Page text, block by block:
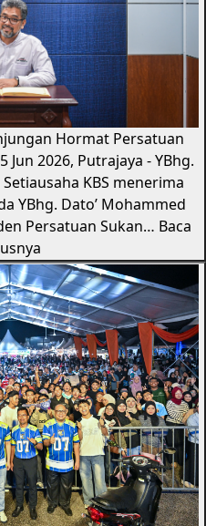
Hormat Persatuan
Jun 2026, Putrajaya - YBhg.
KBS menerima
YBhg. Dato’ Mohammed
Persatuan Sukan… Baca